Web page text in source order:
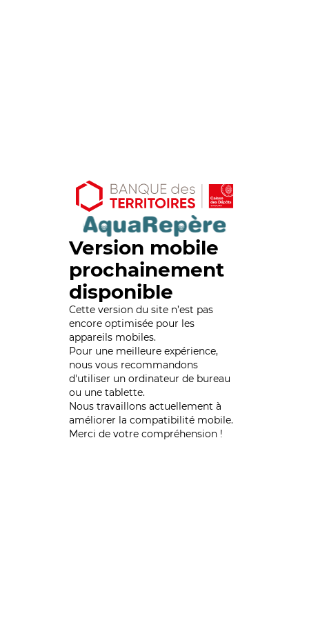
Version mobile
prochainement
disponible
Cette version du site n’est pas
encore optimisée pour les
appareils mobiles.
Pour une meilleure expérience,
nous vous recommandons
d'utiliser un ordinateur de bureau
ou une tablette.
Nous travaillons actuellement à
améliorer la compatibilité mobile.
Merci de votre compréhension !